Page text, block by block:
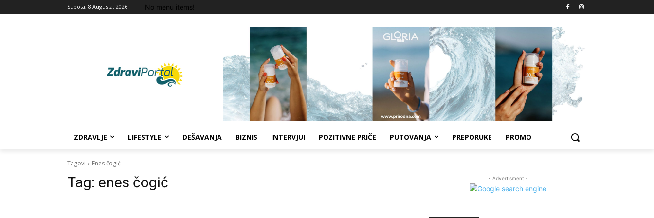
Subota, 8 Augusta, 2026 No menu items!
ZDRAVLJE LIFESTYLE DEŠAVANJA BIZNIS INTERVJUI POZITIVNE PRIČE PUTOVANJA PREPORUKE PROMO
Tagovi Enes čogić
Tag: enes čogić - Advertisment -